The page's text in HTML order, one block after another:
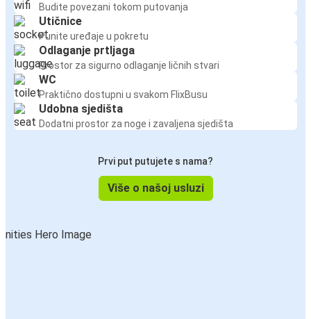
Budite povezani tokom putovanja
Utičnice
Punite uređaje u pokretu
Odlaganje prtljaga
Prostor za sigurno odlaganje ličnih stvari
WC
Praktično dostupni u svakom FlixBusu
Udobna sjedišta
Dodatni prostor za noge i zavaljena sjedišta
Prvi put putujete s nama?
Više o našoj usluzi